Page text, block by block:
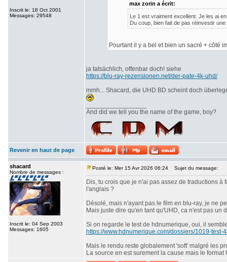
Inscrit le: 18 Oct 2001
Messages: 29548
max zorin a écrit:
Le 1 est vraiment excellent. Je les ai
Du coup, bien fait de pas réinvestir
Pourtant il y a bel et bien un sacré + côté
ja tatsächlich, offenbar doch! siehe
https://blu-ray-rezensionen.net/der-pate-4k-uhd/
mmh... Shacard, die UHD BD scheint doch
And did we tell you the name of the game, boy?
Revenir en haut de page
shacard
Nombre de messages :
Inscrit le: 04 Sep 2003
Messages: 1605
Posté le: Mer 15 Avr 2026 06:24 Sujet du message:
Dis, tu crois que je n'ai pas assez de traductions
l'anglais ?
Désolé, mais n'ayant pas le film en blu-ray, je ne
Mais juste dire qu'en tant qu'UHD, ca n'est pas un
Si on regarde le test de hdnumerique, oui, il
https://www.hdnumerique.com/dossiers/1019-test-
Mais le rendu reste globalement 'soft' malgré les
La source en est surement la cause mais le